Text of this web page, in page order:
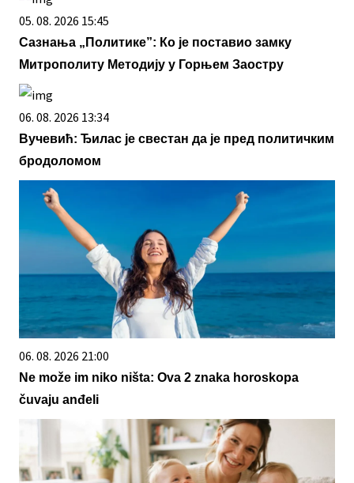
05. 08. 2026 15:45
Сазнања „Политике”: Ко је поставио замку
Митрополиту Методију у Горњем Заостру
06. 08. 2026 13:34
Вучевић: Ђилас је свестан да је пред политичким
бродоломом
06. 08. 2026 21:00
Ne može im niko ništa: Ova 2 znaka horoskopa
čuvaju anđeli